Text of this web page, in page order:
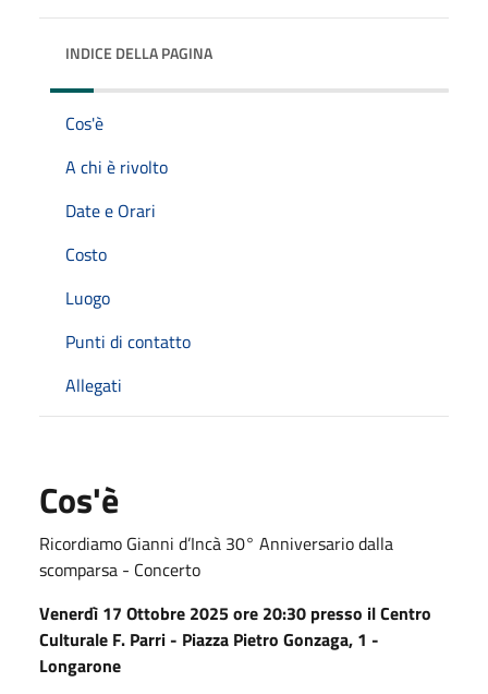
INDICE DELLA PAGINA
Cos'è
A chi è rivolto
Date e Orari
Costo
Luogo
Punti di contatto
Allegati
Cos'è
Ricordiamo Gianni d’Incà 30° Anniversario dalla
scomparsa - Concerto
Venerdì 17 Ottobre 2025 ore 20:30 presso il Centro
Culturale F. Parri - Piazza Pietro Gonzaga, 1 -
Longarone